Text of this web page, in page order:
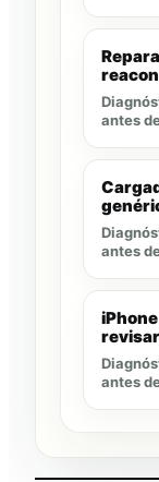
antes
antes
antes